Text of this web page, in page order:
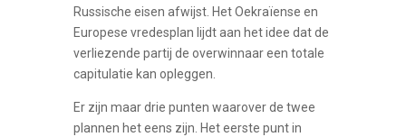
Russische eisen afwijst. Het Oekraïense en
Europese vredesplan lijdt aan het idee dat de
verliezende partij de overwinnaar een totale
capitulatie kan opleggen.
Er zijn maar drie punten waarover de twee
plannen het eens zijn. Het eerste punt in